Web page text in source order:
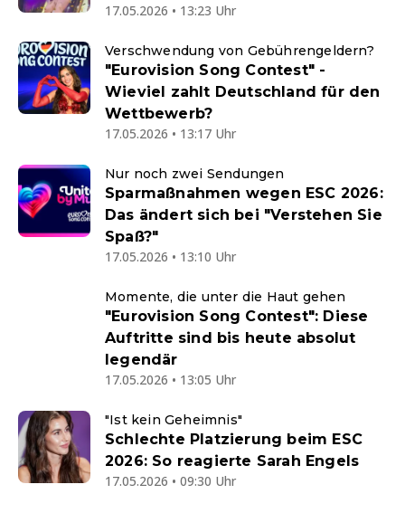
17.05.2026 • 13:23 Uhr
Verschwendung von Gebührengeldern?
"Eurovision Song Contest" -
Wieviel zahlt Deutschland für den
Wettbewerb?
17.05.2026 • 13:17 Uhr
Nur noch zwei Sendungen
Sparmaßnahmen wegen ESC 2026:
Das ändert sich bei "Verstehen Sie
Spaß?"
17.05.2026 • 13:10 Uhr
Momente, die unter die Haut gehen
"Eurovision Song Contest": Diese
Auftritte sind bis heute absolut
legendär
17.05.2026 • 13:05 Uhr
"Ist kein Geheimnis"
Schlechte Platzierung beim ESC
2026: So reagierte Sarah Engels
17.05.2026 • 09:30 Uhr